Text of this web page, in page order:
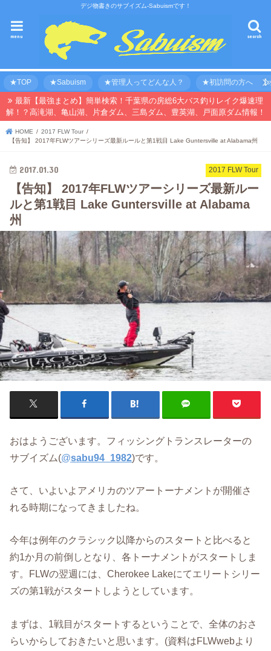
デジ物書きのサブイズム-Sabuismです！
search
menu
★TOP ★Sabuism ★管理人ってどんな人？ ★初訪問の方へ 【
最新【最強まとめ】簡単検索！千葉県の房総6大バス釣りレイク爆速理
解！？高滝湖、亀山湖、片倉ダム、三島ダム、豊英湖、戸面原ダム情報！
HOME
2017 FLW Tour
【告知】 2017年FLWツアーシリーズ最新ルールと第1戦目 Lake Guntersville at Alabama州
2017 FLW Tour
2017.01.30
【告知】 2017年FLWツアーシリーズ最新ルー
ルと第1戦目 Lake Guntersville at Alabama
州
おはようございます。フィッシングトランスレーターの
サブイズム(@sabu94_1982)です。
さて、いよいよアメリカのツアートーナメントが開催さ
れる時期になってきましたね。
今年は例年のクラシック以降からのスタートと比べると
約1か月の前倒しとなり、各トーナメントがスタートしま
す。FLWの翌週には、Cherokee Lakeにてエリートシリー
ズの第1戦がスタートしようとしています。
まずは、1戦目がスタートするということで、全体のおさ
らいからしておきたいと思います。(資料はFLWwebより